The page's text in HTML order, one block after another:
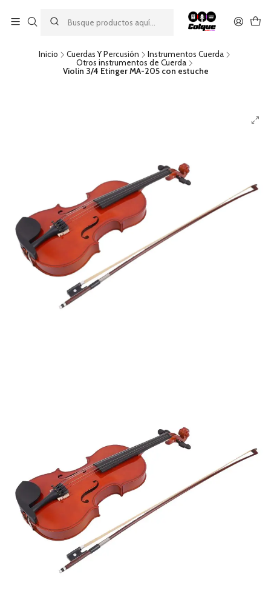
descuento por pago con transferencia bancaria
por una compra mínima de $49.990. Este descuento no es
acumulable a otras promociones ni aplicable a gastos de envío.
Inicio Cuerdas Y Percusión
Instrumentos Cuerda
Otros instrumentos de Cuerda
Violin 3/4 Etinger MA-205 con estuche